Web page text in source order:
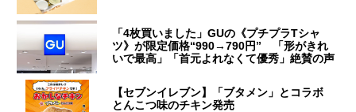
「4枚買いました」GUの《プチプラTシャ
ツ》が限定価格“990→790円” 「形がきれ
いで最高」「首元よれなくて優秀」絶賛の声
【セブンイレブン】「ブタメン」とコラボ
とんこつ味のチキン発売